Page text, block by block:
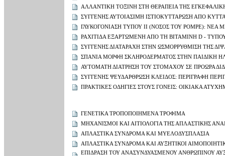
ΑΛΛΑΝΤΙΚΗ ΤΟΞΙΝΗ ΣΤΗ ΘΕΡΑΠΕΙΑ ΤΗΣ
ΣΥΓΓΕΝΗΣ ΑΥΤΟΙΑΣΙΜΗ ΙΣΤΙΟΚΥΤΤΑΡΩΣΗ ΑΠΟ
ΓΛΥΚΟΓΟΝΙΑΣΗ ΤΥΠΟΥ ΙΙ (ΝΟΣΟΣ ΤΟΥ POMPE):
ΡΑΧΙΤΙΔΑ ΕΞΑΡΤΩΜΕΝΗ ΑΠΟ ΤΗ ΒΙΤΑΜΙΝΗ D -
ΣΥΓΓΕΝΗΣ ΔΙΑΤΑΡΑΧΗ ΣΤΗΝ ΩΣΜΟΡΡΥΘΜΙΣΗ ΤΗΣ
ΣΠΑΝΙΑ ΜΟΡΦΗ ΣΚΛΗΡΟΔΕΡΜΑΤΟΣ ΣΤΗΝ ΠΑΙΔΙΚΗ
ΑΥΤΟΜΑΤΗ ΔΙΑΤΡΗΣΗ ΤΟΥ ΣΤΟΜΑΧΟΥ ΣΕ ΠΡΟΩΡΑ
ΣΥΓΓΕΝΗΣ ΨΕΥΔΑΡΘΡΩΣΗ ΚΛΕΙΔΟΣ: ΠΕΡΙΓΡΑΦΗ
ΠΡΑΚΤΙΚΕΣ ΟΔΗΓΙΕΣ ΣΤΟΥΣ ΓΟΝΕΙΣ: ΟΙΚΙΑΚΑ
ΓΕΝΕΤΙΚΑ ΤΡΟΠΟΠΟΙΗΜΕΝΑ ΤΡΟΦΙΜΑ
ΜΗΧΑΝΙΣΜΟΙ ΚΑΙ ΑΙΤΙΟΛΟΓΙΑ ΤΗΣ ΑΠΛΑΣΤΙΚΗΣ
ΑΠΛΑΣΤΙΚΑ ΣΥΝΔΡΟΜΑ ΚΑΙ ΜΥΕΛΟΔΥΣΠΛΑΣΙΑ
ΑΠΛΑΣΤΙΚΑ ΣΥΝΔΡΟΜΑ ΚΑΙ ΑΥΞΗΤΙΚΟΙ
ΕΠΙΔΡΑΣΗ ΤΟΥ ΑΝΑΣΥΝΔΥΑΣΜΕΝΟΥ ΑΝΘΡΩΠΙΝΟΥ